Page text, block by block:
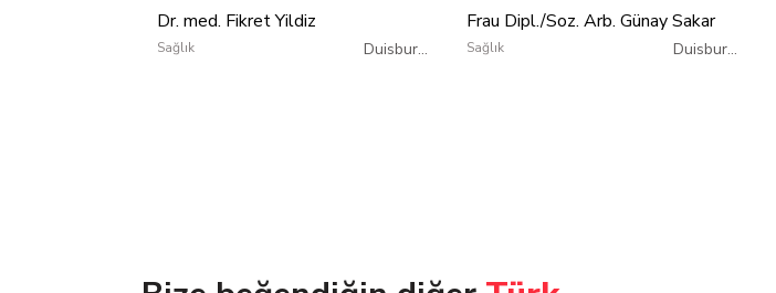
Dr. med. Fikret Yildiz
Sağlık Duisburg
Frau Dipl./Soz. Arb. Günay Sakar
Sağlık Duisburg